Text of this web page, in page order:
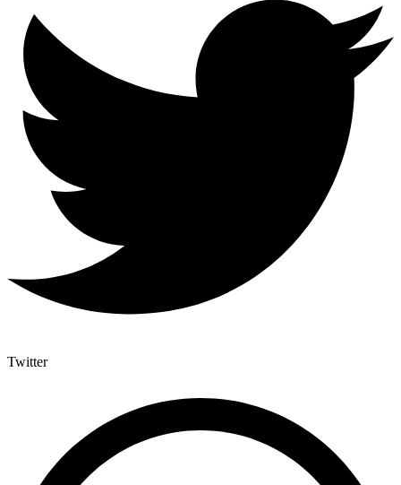
Twitter